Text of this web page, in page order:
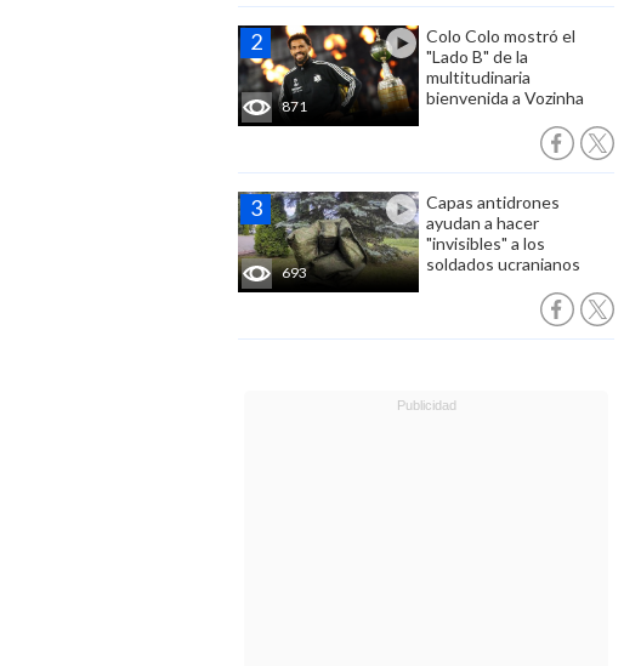
871
Colo Colo mostró el
"Lado B" de la
multitudinaria
bienvenida a Vozinha
693
Capas antidrones
ayudan a hacer
"invisibles" a los
soldados ucranianos